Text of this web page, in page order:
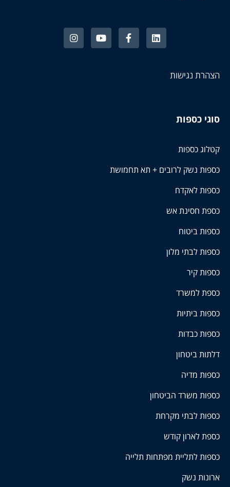
הצהרת נגישות
סוגי כספות
קטלוג כספות
כספות נשק לרובים + תא תחמושת
כספות לאקדח
כספת חסינת אש
כספות ביטוח
כספות לבתי מלון
כספות קיר
כספת למשרד
כספות ביתיות
כספות כבדות
דלתות ביטחון
כספות מדיה
כספות משרד הביטחון
כספות לבתי מקרחת
כספת לארון קודש
כספות לתליית מפתחות תלייה
ארונות נשק